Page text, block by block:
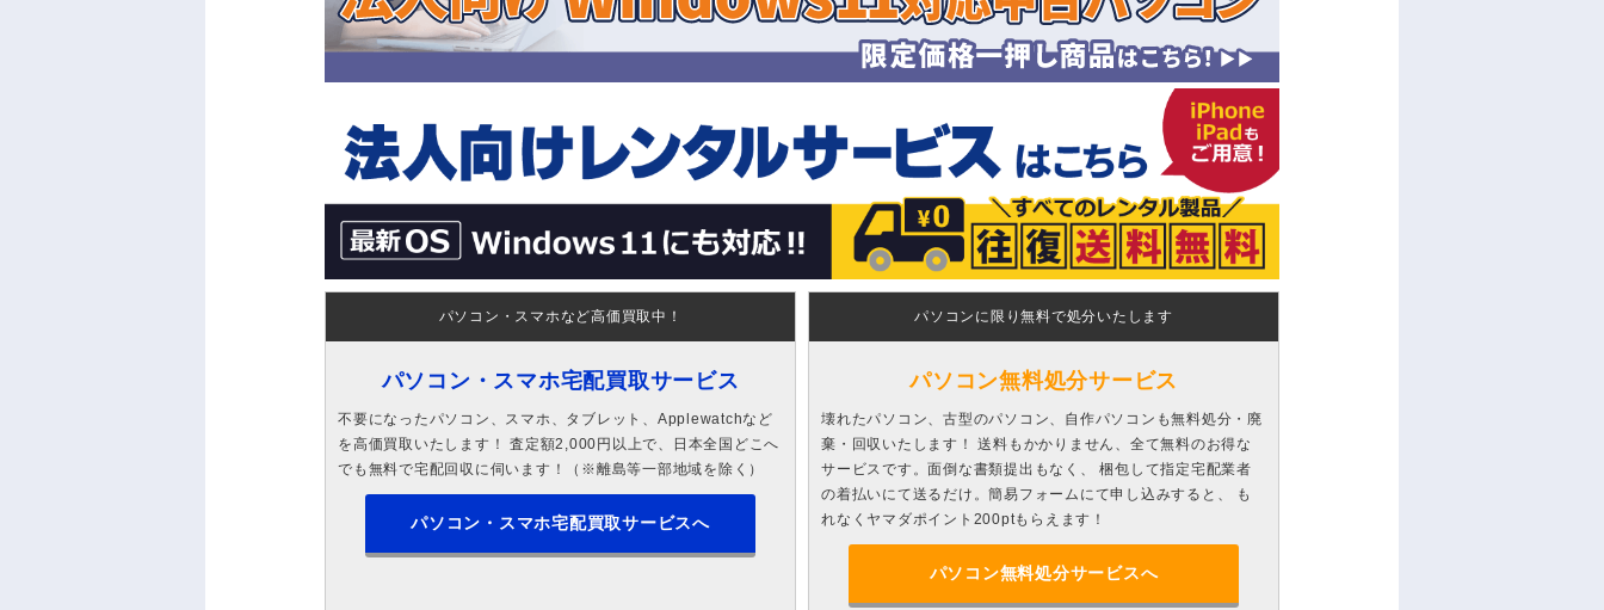
パソコン・スマホなど高価買取中！
パソコン・スマホ宅配買取サービス
不要になったパソコン、スマホ、タブレット、Applewatchなど
を高価買取いたします！ 査定額2,000円以上で、日本全国どこへ
でも無料で宅配回収に伺います！（※離島等一部地域を除く）
パソコン・スマホ宅配買取サービスへ
パソコンに限り無料で処分いたします
パソコン無料処分サービス
壊れたパソコン、古型のパソコン、自作パソコンも無料処分・廃
棄・回収いたします！ 送料もかかりません、全て無料のお得な
サービスです。面倒な書類提出もなく、 梱包して指定宅配業者
の着払いにて送るだけ。簡易フォームにて申し込みすると、 も
れなくヤマダポイント200ptもらえます！
パソコン無料処分サービスへ